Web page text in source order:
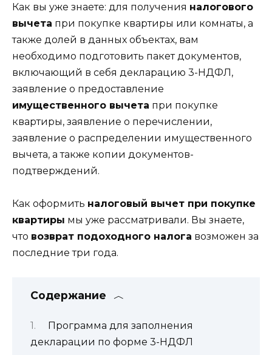
Как вы уже знаете: для получения налогового
вычета при покупке квартиры или комнаты, а
также долей в данных объектах, вам
необходимо подготовить пакет документов,
включающий в себя декларацию 3-НДФЛ,
заявление о предоставление
имущественного вычета при покупке
квартиры, заявление о перечислении,
заявление о распределении имущественного
вычета, а также копии документов-
подтверждений.
Как оформить налоговый вычет при покупке
квартиры мы уже рассматривали. Вы знаете,
что возврат подоходного налога возможен за
последние три года.
Содержание
Программа для заполнения
декларации по форме 3-НДФЛ